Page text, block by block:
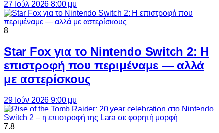
27 Ιούλ 2026 8:00 μμ
8
Star Fox για το Nintendo Switch 2: Η
επιστροφή που περιμέναμε — αλλά
με αστερίσκους
29 Ιούν 2026 9:00 μμ
7.8